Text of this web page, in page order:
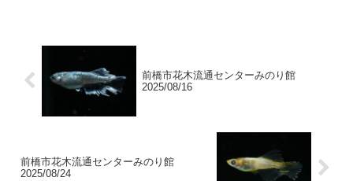
前橋市花木流通センターみのり館
2025/08/16
前橋市花木流通センターみのり館
2025/08/24